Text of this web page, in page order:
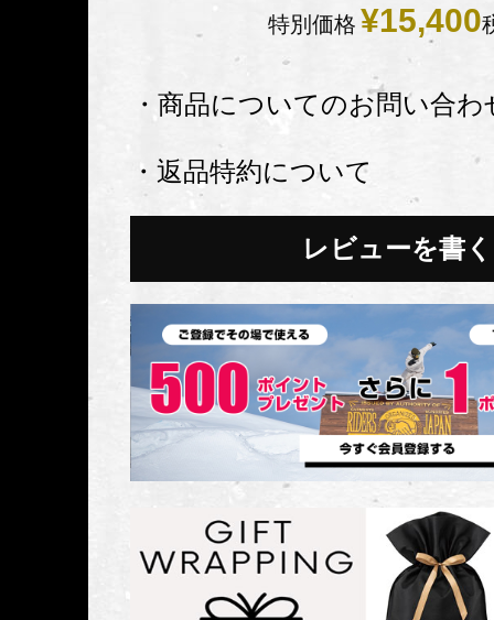
特別価格 ¥15,400
・商品についてのお問い合わ
・返品特約について
レビューを書く